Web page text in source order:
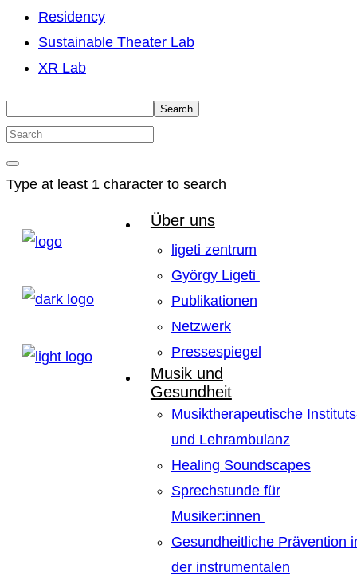
Residency
Sustainable Theater Lab
XR Lab
Search
Type at least 1 character to search
Über uns
ligeti zentrum
György Ligeti
Publikationen
Netzwerk
Pressespiegel
Musik und
Gesundheit
Musiktherapeutische
und Lehrambulanz
Healing Soundscapes
Sprechstunde für
Musiker:innen
Gesundheitliche Prävention
der instrumentalen